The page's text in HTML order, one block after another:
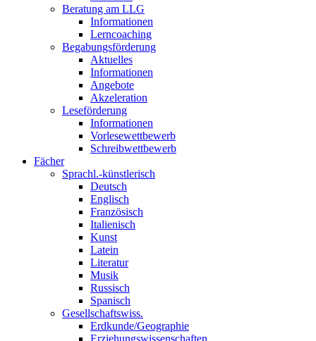
Beratung am LLG
Informationen
Lerncoaching
Begabungsförderung
Aktuelles
Informationen
Angebote
Akzeleration
Leseförderung
Informationen
Vorlesewettbewerb
Schreibwettbewerb
Fächer
Sprachl.-künstlerisch
Deutsch
Englisch
Französisch
Italienisch
Kunst
Latein
Literatur
Musik
Russisch
Spanisch
Gesellschaftswiss.
Erdkunde/Geographie
Erziehungswissenschaften